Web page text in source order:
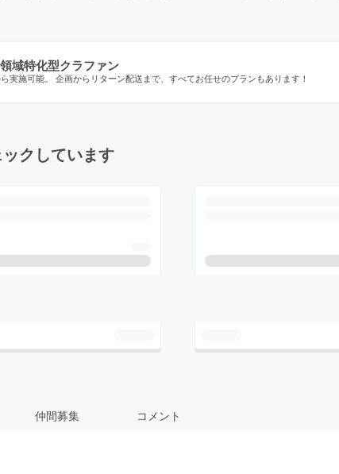
域特化型クラファン
実施可能。 企画からリターン配送まで、すべてお任せのプランもあります！
クしています
仲間募集 コメント